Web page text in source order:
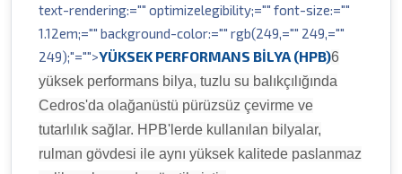
text-rendering:="" optimizelegibility;="" font-size:=""
1.12em;="" background-color:="" rgb(249,="" 249,=""
249);"="">YÜKSEK PERFORMANS BİLYA (HPB)6
yüksek performans bilya, tuzlu su balıkçılığında
Cedros'da olağanüstü pürüzsüz çevirme ve
tutarlılık sağlar. HPB'lerde kullanılan bilyalar,
rulman gövdesi ile aynı yüksek kalitede paslanmaz